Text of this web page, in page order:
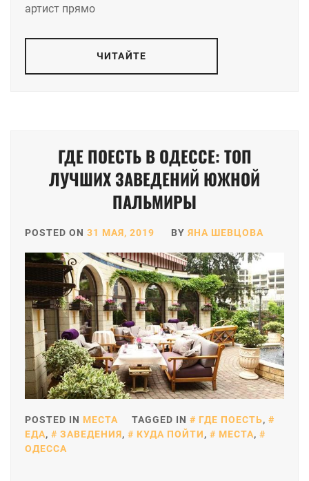
артист прямо
ЧИТАЙТЕ
ГДЕ ПОЕСТЬ В ОДЕССЕ: ТОП
ЛУЧШИХ ЗАВЕДЕНИЙ ЮЖНОЙ
ПАЛЬМИРЫ
POSTED ON 31 МАЯ, 2019 BY ЯНА ШЕВЦОВА
POSTED IN МЕСТА TAGGED IN ГДЕ ПОЕСТЬ,
ЕДА, ЗАВЕДЕНИЯ, КУДА ПОЙТИ, МЕСТА,
ОДЕССА